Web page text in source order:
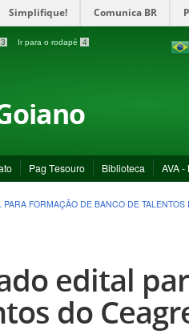
Simplifique! Comunica BR
3 Ir para o rodapé 4
Pag Tesouro Biblioteca AVA
PARA FORMAÇÃO DE BANCO DE TALENTOS
edital
do